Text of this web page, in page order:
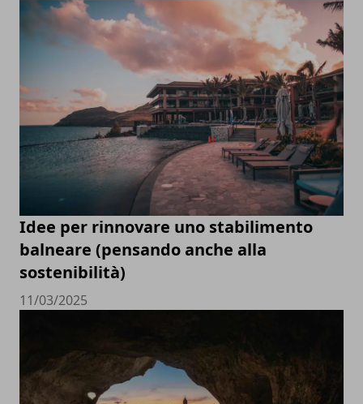
Idee per rinnovare uno stabilimento
balneare (pensando anche alla
sostenibilità)
11/03/2025